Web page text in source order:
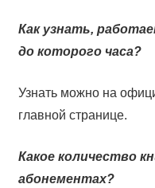
Как узнать,
до которого часа?
Узнать можно на
главной странице.
Какое количество
абонементах?